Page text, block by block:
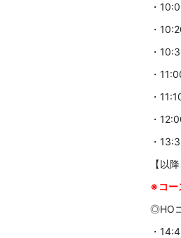
・
・
・
・
・
・
・
【以
※コー
◎HO
・